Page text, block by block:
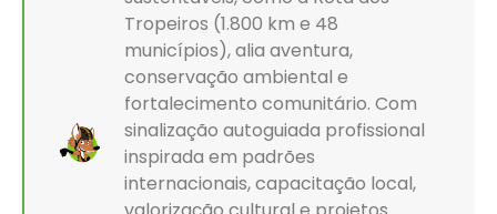
Tropeiros (1.800 km e 48
municípios), alia aventura,
conservação ambiental e
fortalecimento comunitário. Com
sinalização autoguiada profissional
inspirada em padrões
internacionais, capacitação local,